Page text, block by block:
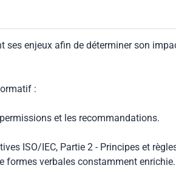
ses enjeux afin de déterminer son
:
et les recommandations.
ISO/IEC, Partie 2 - Principes et
formes verbales constamment enrichie.